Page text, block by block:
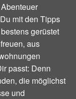
mit den Tipps
gerüstet
aus
passt: Denn
die möglichst
und